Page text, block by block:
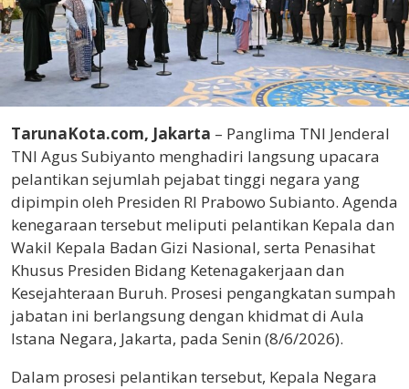
TarunaKota.com, Jakarta – Panglima TNI Jenderal
TNI Agus Subiyanto menghadiri langsung upacara
pelantikan sejumlah pejabat tinggi negara yang
dipimpin oleh Presiden RI Prabowo Subianto. Agenda
kenegaraan tersebut meliputi pelantikan Kepala dan
Wakil Kepala Badan Gizi Nasional, serta Penasihat
Khusus Presiden Bidang Ketenagakerjaan dan
Kesejahteraan Buruh. Prosesi pengangkatan sumpah
jabatan ini berlangsung dengan khidmat di Aula
Istana Negara, Jakarta, pada Senin (8/6/2026).
Dalam prosesi pelantikan tersebut, Kepala Negara